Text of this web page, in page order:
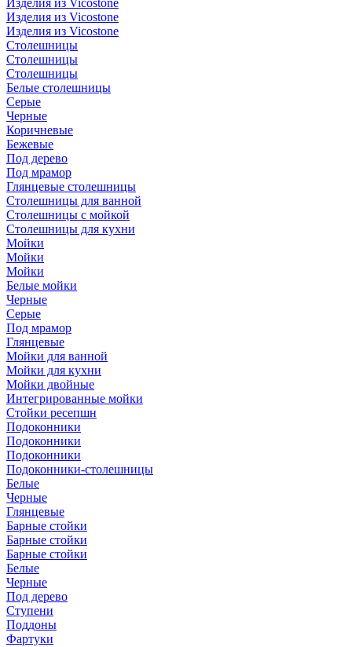
Изделия из Vicostone
Изделия из Vicostone
Изделия из Vicostone
Столешницы
Столешницы
Столешницы
Белые столешницы
Серые
Черные
Коричневые
Бежевые
Под дерево
Под мрамор
Глянцевые столешницы
Столешницы для ванной
Столешницы с мойкой
Столешницы для кухни
Мойки
Мойки
Мойки
Белые мойки
Черные
Серые
Под мрамор
Глянцевые
Мойки для ванной
Мойки для кухни
Мойки двойные
Интегрированные мойки
Стойки ресепшн
Подоконники
Подоконники
Подоконники
Подоконники-столешницы
Белые
Черные
Глянцевые
Барные стойки
Барные стойки
Барные стойки
Белые
Черные
Под дерево
Ступени
Поддоны
Фартуки